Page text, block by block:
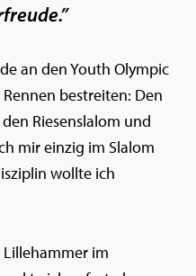
an den Youth Olympic
bestreiten: Den
Riesenslalom und
mir einzig im Slalom
wollte ich
im